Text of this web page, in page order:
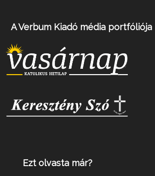
A Verbum Kiadó média portfóliója
Ezt olvasta már?